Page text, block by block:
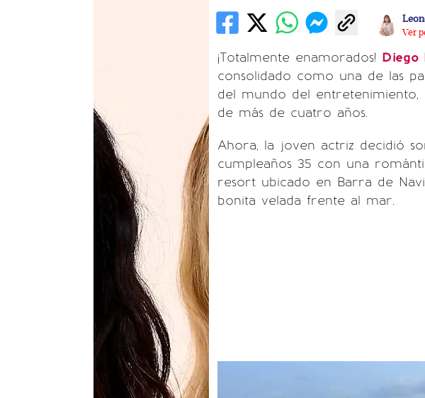
Ver
¡Totalmente enamorados! Diego
consolidado como una de las
del mundo del
de más de cuatro años.
Ahora, la joven actriz decidió
cumpleaños 35 con una
resort ubicado en Barra de
bonita velada frente al mar.